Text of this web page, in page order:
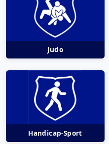
Judo
Handicap-Sport